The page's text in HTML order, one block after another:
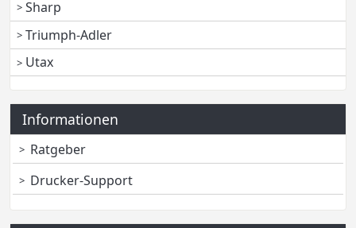
Sharp
Triumph-Adler
Utax
Informationen
Ratgeber
Drucker-Support